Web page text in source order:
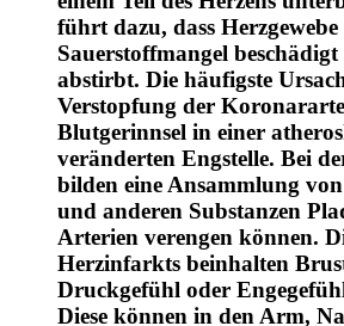
führt dazu, dass
Sauerstoffmangel
abstirbt. Die häufigste
Verstopfung der
Blutgerinnsel in einer
veränderten Engstelle. Bei
bilden eine Ansammlung
und anderen Substanzen
Arterien verengen können.
Herzinfarkts beinhalten
Druckgefühl oder
Diese können in den Arm,